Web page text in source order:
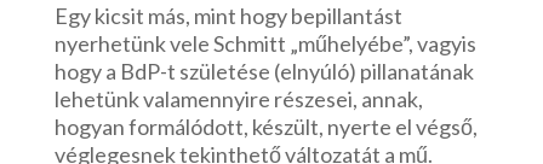
Egy kicsit más, mint hogy bepillantást
nyerhetünk vele Schmitt „műhelyébe”, vagyis
hogy a BdP-t születése (elnyúló) pillanatának
lehetünk valamennyire részesei, annak,
hogyan formálódott, készült, nyerte el végső,
véglegesnek tekinthető változatát a mű.